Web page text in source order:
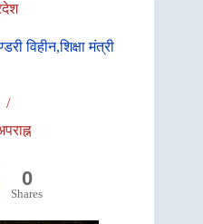
विहीन,शिक्षा मंत्री
0
Shares